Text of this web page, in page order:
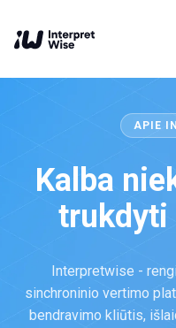
APIE
Kalba
trukdyti
Interpretwise -
sinchroninio vertimo
bendravimo kliūtis,